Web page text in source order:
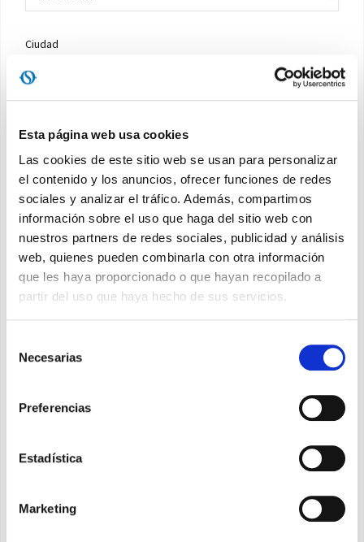
Esta página web usa cookies
Las cookies de este sitio web se usan para personalizar
el contenido y los anuncios, ofrecer funciones de redes
sociales y analizar el tráfico. Además, compartimos
información sobre el uso que haga del sitio web con
nuestros partners de redes sociales, publicidad y análisis
web, quienes pueden combinarla con otra información
que les haya proporcionado o que hayan recopilado a
partir del uso que haya hecho de sus servicios.
Necesarias
Preferencias
Estadística
Marketing
Ciudad
Solicitar una cotizacion *
Tipo *
información sobre la privacidad
consentimiento después de haber leído la información
específica para los